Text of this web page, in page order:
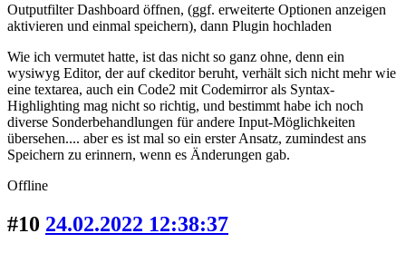
Outputfilter Dashboard öffnen, (ggf. erweiterte Optionen anzeigen
aktivieren und einmal speichern), dann Plugin hochladen
Wie ich vermutet hatte, ist das nicht so ganz ohne, denn ein
wysiwyg Editor, der auf ckeditor beruht, verhält sich nicht mehr wie
eine textarea, auch ein Code2 mit Codemirror als Syntax-
Highlighting mag nicht so richtig, und bestimmt habe ich noch
diverse Sonderbehandlungen für andere Input-Möglichkeiten
übersehen.... aber es ist mal so ein erster Ansatz, zumindest ans
Speichern zu erinnern, wenn es Änderungen gab.
Offline
#10 24.02.2022 12:38:37